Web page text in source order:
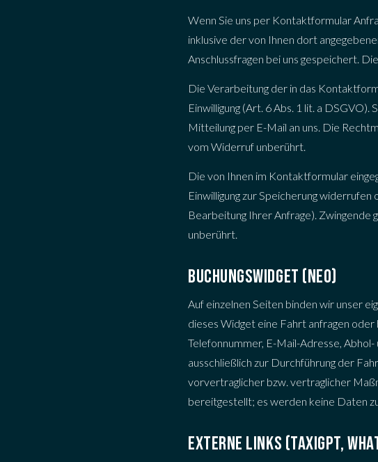
Wenn Sie uns per Kontaktformular
inklusive der von Ihnen dort
Anschlussfragen bei uns gespeichert.
Die Verarbeitung der in das
Einwilligung (Art. 6 Abs. 1 lit. a
Mitteilung per E-Mail an uns. Die
vom Widerruf unberührt.
Die von Ihnen im Kontaktformular
Einwilligung zur Speicherung
Bearbeitung Ihrer Anfrage). Zwingende
unberührt.
BUCHUNGSWIDGET (NEO)
Auf einzelnen Seiten binden wir unser
dieses Widget eine Fahrt anfragen
Telefonnummer, E-Mail-Adresse,
ausschließlich zur Durchführung der
vorvertraglicher bzw. vertraglicher
bereitgestellt; es werden keine Daten
EXTERNE LINKS (TAXIGPT,